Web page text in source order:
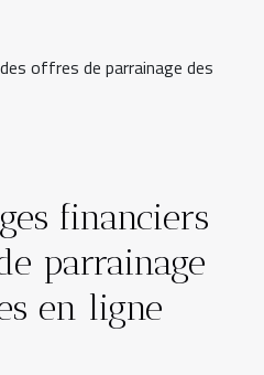
offres de parrainage des
financiers
parrainage
en ligne